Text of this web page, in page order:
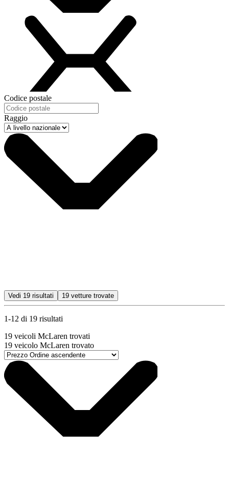
Codice postale
Raggio
Vedi 19 risultati 19 vetture trovate
1-12 di 19 risultati
19 veicoli McLaren trovati
19 veicolo McLaren trovato